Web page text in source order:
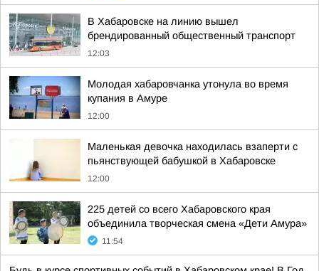
В Хабаровске на линию вышел
брендированный общественный транспорт
12:03
Молодая хабаровчанка утонула во время
купания в Амуре
12:00
Маленькая девочка находилась взаперти с
пьянствующей бабушкой в Хабаровске
12:00
225 детей со всего Хабаровского края
объединила творческая смена «Дети Амура»
11:54